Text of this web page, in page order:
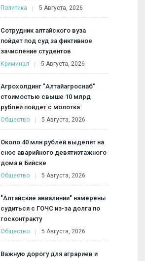
Политика 5 Августа, 2026
Сотрудник алтайского вуза
пойдет под суд за фиктивное
зачисление студентов
Криминал 5 Августа, 2026
Агрохолдинг "Алтайагроснаб"
стоимостью свыше 10 млрд
рублей пойдет с молотка
Общество 5 Августа, 2026
Около 40 млн рублей выделят на
снос аварийного девятиэтажного
дома в Бийске
Общество 5 Августа, 2026
"Алтайские авиалинии" намерены
судиться с ГОЧС из-за долга по
госконтракту
Общество 5 Августа, 2026
Важную дорогу для аграриев и